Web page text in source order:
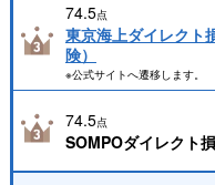
74.5点
東京海上ダイレクト
険）
※公式サイトへ遷移します。
74.5点
SOMPOダイレクト